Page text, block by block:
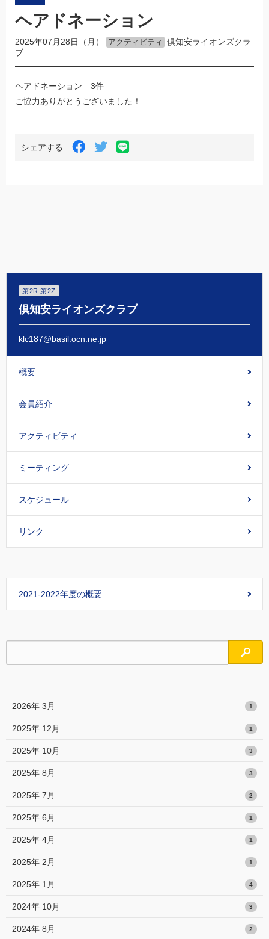
ヘアドネーション
2025年07月28日（月） アクティビティ 倶知安ライオンズクラ
ブ
ヘアドネーション 3件
ご協力ありがとうございました！
シェアする
Facebook
TwitterLINE
第2R 第2Z
倶知安ライオンズクラブ
klc187@basil.ocn.ne.jp
概要
会員紹介
アクティビティ
ミーティング
スケジュール
リンク
2021-2022年度の概要
検索
2026年 3月 1
2025年 12月 1
2025年 10月 3
2025年 8月 3
2025年 7月 2
2025年 6月 1
2025年 4月 1
2025年 2月 1
2025年 1月 4
2024年 10月 3
2024年 8月 2